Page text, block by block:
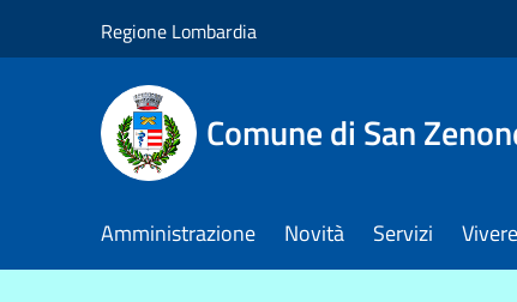
Regione Lombardia
Comune di San
Amministrazione Novità Servizi